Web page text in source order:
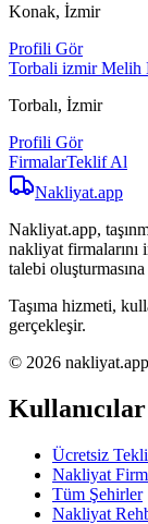
Konak, İzmir
Profili Gör
Torbali izmir Melih
Torbalı, İzmir
Profili Gör
FirmalarTeklif Al
Nakliyat.app
Nakliyat.app,
nakliyat firmalarını
talebi
Taşıma hizmeti,
gerçekleşir.
© 2026 nakliyat.app
Ücretsiz
Nakliyat
Tüm Şehirler
Nakliyat